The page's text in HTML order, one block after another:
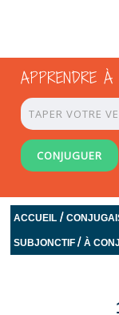
APPRENDRE À
CONJUGUER
ACCUEIL /
SUBJONCTIF/À